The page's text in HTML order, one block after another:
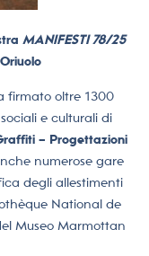
MANIFESTI 78/25
firmato oltre 1300
e culturali di
– Progettazioni
numerose gare
degli allestimenti
National de
Museo Marmottan